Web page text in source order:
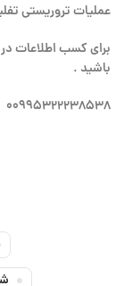
عملیات تروریستی
برای کسب اطلاعات
باشید .
۰۰۹۹۵۳۲۲۲۳۸۵۳۸